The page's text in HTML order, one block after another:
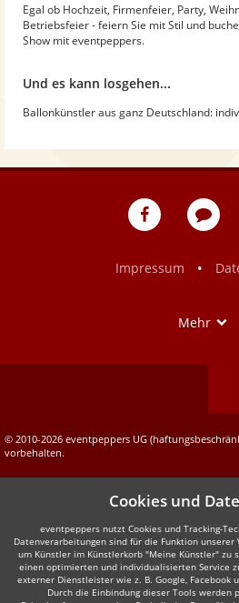
Egal ob Hochzeit, Firmenfeier, Party,
Betriebsfeier - feiern Sie mit Stil und
Show mit eventpeppers.
Und es kann losgehen...
Ballonkünstler aus ganz Deutschland:
eventpeppers
Blog
Impressum
•
Mehr
© 2010-2026 eventpeppers UG
vorbehalten.
Cookies und
eventpeppers nutzt Cookies und Tracking-
Datenverarbeitungen sind für die Funktion unserer
um Künstler im Künstlerkorb "Meine Künstler" zu
einen optimierten und individualisierten Service
externer Dienstleister wie z. B. Google, Facebook
Durch die Einbindung dieser Tools werden